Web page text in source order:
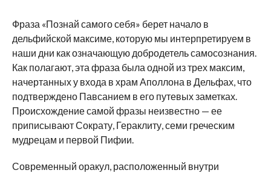
Фраза «Познай самого себя» берет начало в
дельфийской максиме, которую мы интерпретируем в
наши дни как означающую добродетель самосознания.
Как полагают, эта фраза была одной из трех максим,
начертанных у входа в храм Аполлона в Дельфах, что
подтверждено Павсанием в его путевых заметках.
Происхождение самой фразы неизвестно — ее
приписывают Сократу, Гераклиту, семи греческим
мудрецам и первой Пифии.
Современный оракул, расположенный внутри